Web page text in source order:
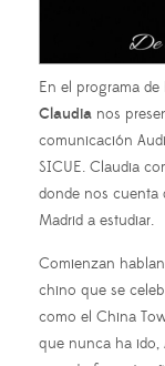
En el programa
Claudia nos
comunicación
SICUE. Claudia
donde nos cuenta
Madrid a estudiar.
Comienzan
chino que se
como el China
que nunca ha ido,